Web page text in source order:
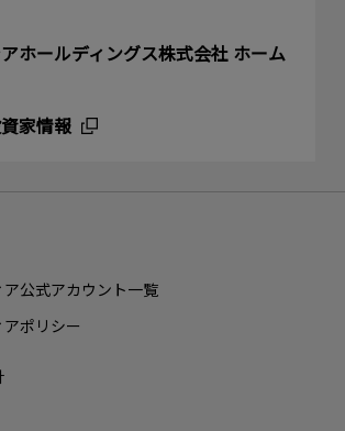
ホールディングス株式会社 ホーム
家情報
ア公式アカウント一覧
ポリシー